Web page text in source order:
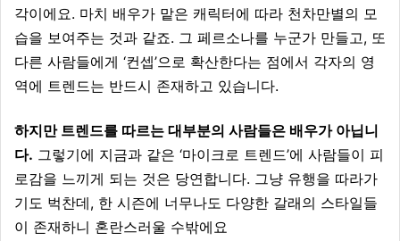
각이에요. 마치 배우가 맡은 캐릭터에 따라 천차만별의 모
습을 보여주는 것과 같죠. 그 페르소나를 누군가 만들고, 또
다른 사람들에게 ‘컨셉’으로 확산한다는 점에서 각자의 영
역에 트렌드는 반드시 존재하고 있습니다.
하지만 트렌드를 따르는 대부분의 사람들은 배우가 아닙니
다. 그렇기에 지금과 같은 ‘마이크로 트렌드’에 사람들이 피
로감을 느끼게 되는 것은 당연합니다. 그냥 유행을 따라가
기도 벅찬데, 한 시즌에 너무나도 다양한 갈래의 스타일들
이 존재하니 혼란스러울 수밖에요